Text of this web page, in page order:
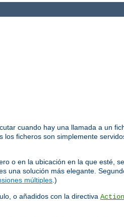
cuando hay una llamada a un
ficheros son simplemente
o en la ubicación en la que esté,
una solución más elegante.
múltiples .)
o añadidos con la directiva Action